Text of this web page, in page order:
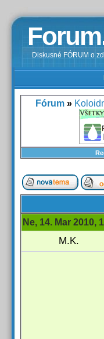
Diskusné FÓRUM o
Fórum »
Ne, 14. Mar 2010,
M.K.